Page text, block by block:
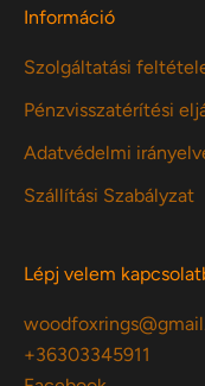
Információ
Szolgáltatási
Pénzvisszatérítési
Adatvédelmi
Szállítási Szabályzat
Lépj velem
+36303345911